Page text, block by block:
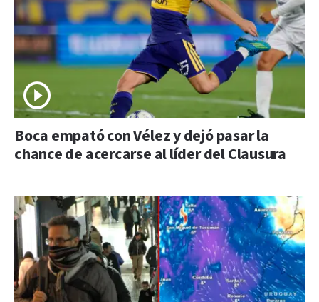
Boca empató con Vélez y dejó pasar la
chance de acercarse al líder del Clausura